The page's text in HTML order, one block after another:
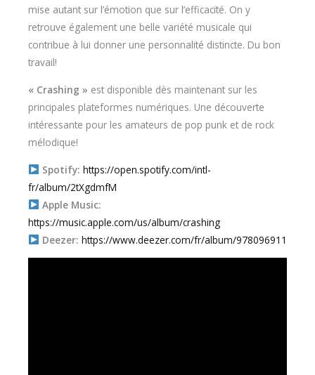
mise autant sur l’émotion que sur l’efficacité. On y
retrouve également une belle variété musicale qui
contribue à lui donner une personnalité distincte. Du bon
travail!
« Crashing » est disponible dès maintenant sur les
principales plateformes numériques. Une découverte
intéressante pour les amateurs de pop punk et de rock
mélodique!
Spotify: https://open.spotify.com/intl-
fr/album/2tXgdmfM
Apple Music:
https://music.apple.com/us/album/crashing
Deezer: https://www.deezer.com/fr/album/978096911